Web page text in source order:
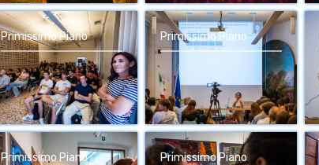
Primissimo Piano Primissimo Piano
Primissimo Piano Primissimo Piano